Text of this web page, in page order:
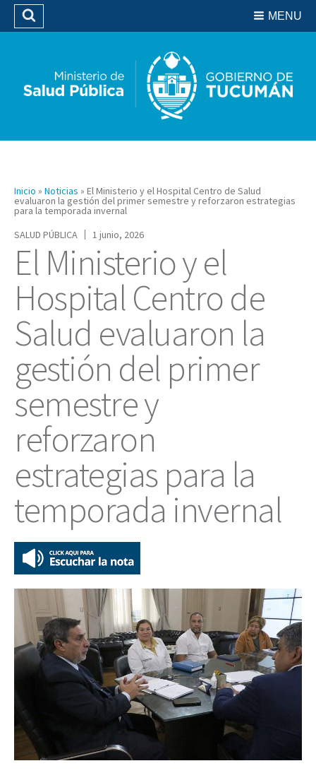
Biblioteca
MENU
Buscar
Inicio » Noticias » El Ministerio y el Hospital Centro de Salud
evaluaron la gestión del primer semestre y reforzaron estrategias
para la temporada invernal
SALUD PÚBLICA
1 junio, 2026
El Ministerio y el
Hospital Centro de
Salud evaluaron la
gestión del primer
semestre y
reforzaron
estrategias para la
temporada invernal